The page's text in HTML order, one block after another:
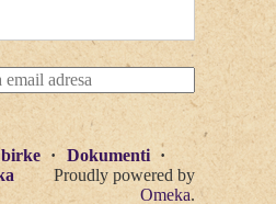
Dokumenti
Proudly powered by
Omeka.